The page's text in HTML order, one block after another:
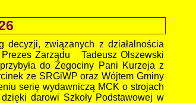
związanych z działalnościa
Zarządu Tadeusz Olszewski
do Żegociny Pani Kurzeja z
ze SRGiWP oraz Wójtem Gminy
serię wydawniczą MCK o strojach
darowi Szkoły Podstawowej w